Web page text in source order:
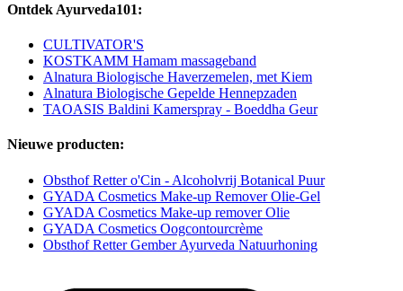
Ontdek Ayurveda101:
CULTIVATOR'S
KOSTKAMM Hamam massageband
Alnatura Biologische Haverzemelen, met Kiem
Alnatura Biologische Gepelde Hennepzaden
TAOASIS Baldini Kamerspray - Boeddha Geur
Nieuwe producten:
Obsthof Retter o'Cin - Alcoholvrij Botanical Puur
GYADA Cosmetics Make-up Remover Olie-Gel
GYADA Cosmetics Make-up remover Olie
GYADA Cosmetics Oogcontourcrème
Obsthof Retter Gember Ayurveda Natuurhoning